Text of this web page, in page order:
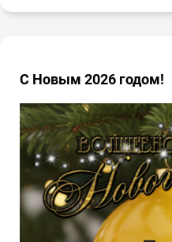
С Новым 2026 годом!